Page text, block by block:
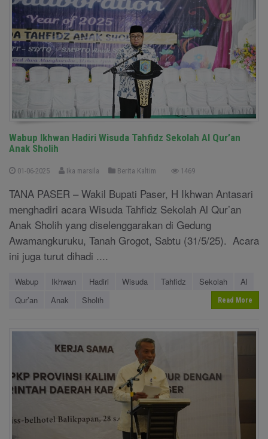
Wabup Ikhwan Hadiri Wisuda Tahfidz Sekolah Al Qur’an
Anak Sholih
01-06-2025 Ika marsila Berita Kaltim 1469
TANA PASER – Wakil Bupati Paser, H Ikhwan Antasari
menghadiri acara Wisuda Tahfidz Sekolah Al Qur’an
Anak Sholih yang diselenggarakan di Gedung
Awamangkuruku, Tanah Grogot, Sabtu (31/5/25). Acara
ini juga turut dihadi ....
Wabup Ikhwan Hadiri Wisuda Tahfidz Sekolah
Al
Qur’an
Anak Sholih Read More